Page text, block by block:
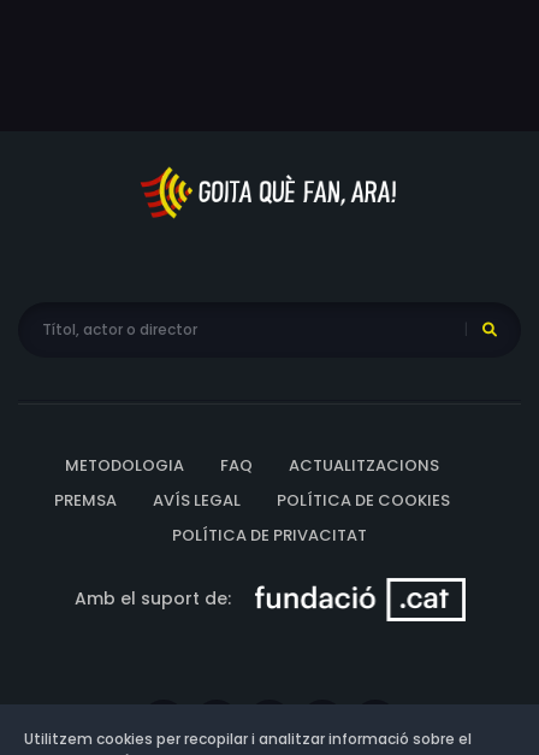
METODOLOGIA FAQ
ACTUALITZACIONS
PREMSA
AVÍS LEGAL
POLÍTICA DE COOKIES
POLÍTICA DE PRIVACITAT
Amb el suport de:
Utilitzem cookies per recopilar i analitzar informació sobre el